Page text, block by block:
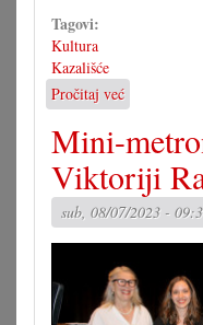
Tagovi:
Kultura
Kazališće
Pročitaj već
Prave
povidajke
o
Romeu
i
Juliji
u
Novoj
Gori
Mini-
Viktoriji
sub, 08/07/2023 -